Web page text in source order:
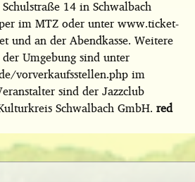
14 in Schwalbach
im MTZ oder unter www.ticket-
und an der Abendkasse. Weitere
Umgebung sind unter
vorverkaufsstellen.php im
sind der Jazzclub
Schwalbach GmbH. red